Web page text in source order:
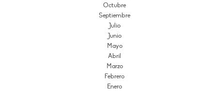
Octubre
Septiembre
Julio
Junio
Mayo
Abril
Marzo
Febrero
Enero